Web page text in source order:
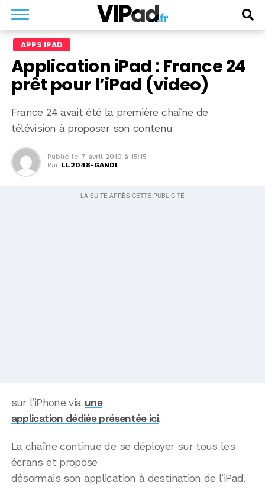
APPS IPAD
Application iPad : France 24
prêt pour l’iPad (video)
France 24 avait été la première chaîne de
télévision à proposer son contenu
Publié le 7 avril 2010 à 15:15
Par LL2048-GANDI
sur l’iPhone via une
application dédiée présentée ici.
La chaîne continue de se déployer sur tous les
écrans et propose
désormais son application à destination de l’iPad.